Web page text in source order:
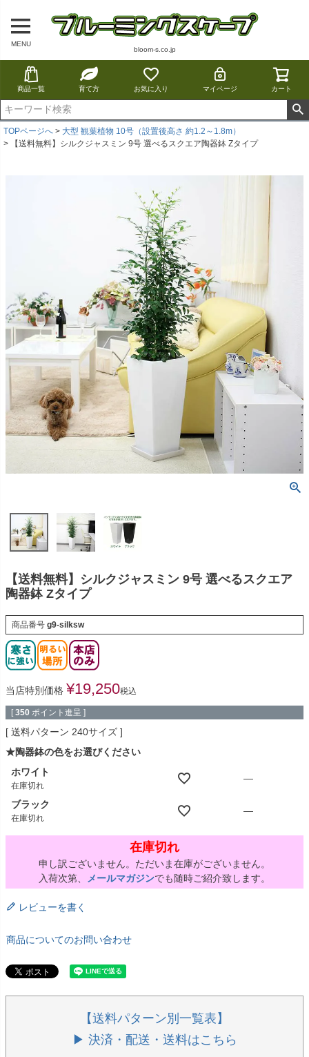
MENU
bloom-s.co.jp
商品一覧 育て方 お気に入り マイページ カート
TOPページへ
大型 観葉植物 10号（設置後高さ 約1.2～1.8m）
【送料無料】シルクジャスミン 9号 選べるスクエア陶器鉢 Zタイプ
【送料無料】シルクジャスミン 9号 選べるスクエア
陶器鉢 Zタイプ
商品番号 g9-silksw
当店特別価格 ¥19,250税込
[ 350 ポイント進呈 ]
送料パターン 240サイズ
★陶器鉢の色をお選びください
ホワイト
在庫切れ
—
ブラック
在庫切れ
—
在庫切れ
申し訳ございません。ただいま在庫がございません。
入荷次第、
メールマガジンでも随時ご紹介致します。
レビューを書く
商品についてのお問い合わせ
【送料パターン別一覧表】
▶ 決済・配送・送料はこちら